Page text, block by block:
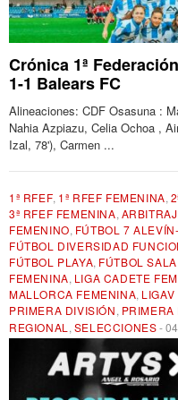
Crónica 1ª
1-1 Balears FC
Alineaciones: CDF Osasuna :
Nahia Azpiazu, Celia Ochoa ,
Izal, 78'), Carmen ...
1ª RFEF, 1ª RFEF FEMENINA,
3ª RFEF FEMENINA,
FEMENINO, FÚTBOL 7
FÚTBOL DIVERSIDAD
FÚTBOL PLAYA, FÚTBOL SALA
FEMENINA, LIGA CADETE
MALLORCA FEMENINA,
PRIMERA DIVISIÓN,
REGIONAL , SELECCIONES-